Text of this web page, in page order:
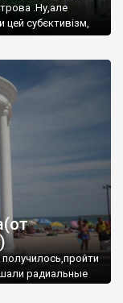
.Ну,але
субєктивізм,
радиальные